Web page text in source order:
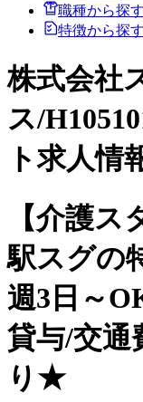
職種から探す
特徴から探す
株式会社
ス/
ト求人情
【介護
駅スグの
週3日～
貸与/交通
り★